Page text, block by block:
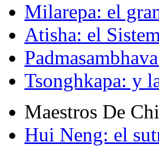
Milarepa: el
Atisha: el
Tsonghkapa: y
Maestros De
Hui Neng: el